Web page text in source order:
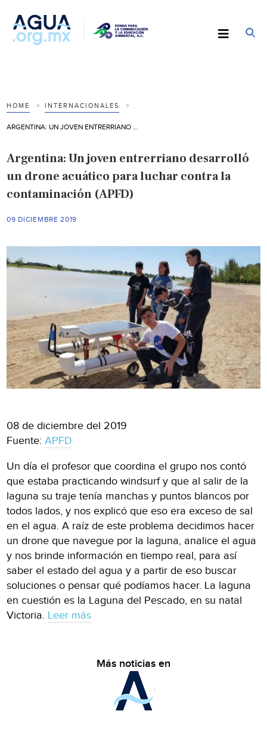
HOME INTERNACIONALES
Argentina: Un joven entrerriano desarrolló
un drone acuático para luchar contra la
contaminación (APFD)
09 DICIEMBRE 2019
08 de diciembre del 2019
Fuente:APFD
Un día el profesor que coordina el grupo nos contó
que estaba practicando windsurf y que al salir de la
laguna su traje tenía manchas y puntos blancos por
todos lados, y nos explicó que eso era exceso de sal
en el agua. A raíz de este problema decidimos hacer
un drone que navegue por la laguna, analice el agua
y nos brinde información en tiempo real, para así
saber el estado del agua y a partir de eso buscar
soluciones o pensar qué podíamos hacer. La laguna
en cuestión es la Laguna del Pescado, en su natal
Victoria. Leer más
Más noticias en